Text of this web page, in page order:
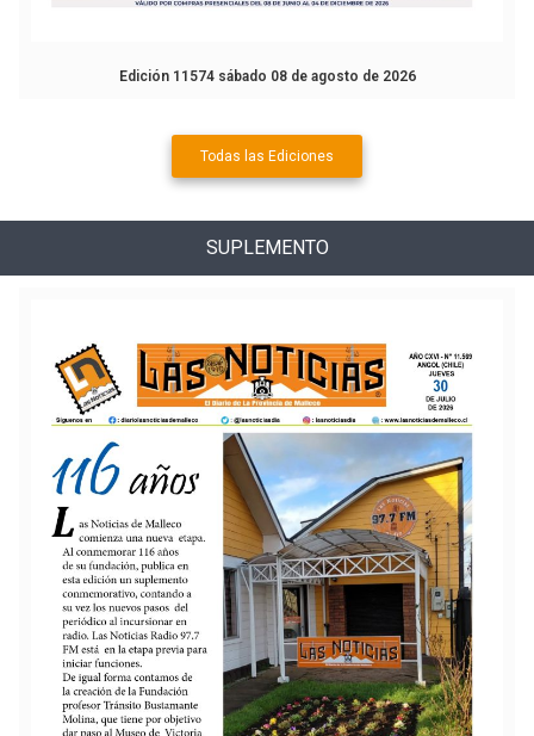
Edición 11574 sábado 08 de agosto de 2026
Todas las Ediciones
SUPLEMENTO